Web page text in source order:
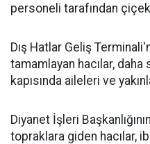
personeli tarafından
Dış Hatlar Geliş
tamamlayan hacılar, daha
kapısında aileleri ve
Diyanet İşleri
topraklara giden hacılar,